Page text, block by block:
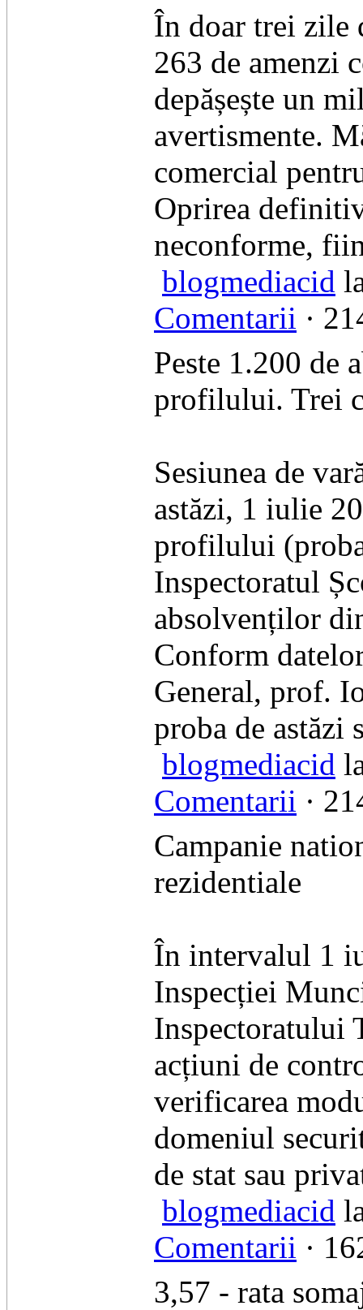
​În doar trei zile
263 de amenzi
depășește un
avertismente.
comercial
​Oprirea
neconforme,
blogmediacid
Comentarii ·
Peste 1.200 de
profilului. Trei
​Sesiunea de
astăzi, 1 iulie
profilului
Inspectoratul
absolvenților
​Conform
General, prof.
proba de astăzi
blogmediacid
Comentarii ·
Campanie
rezidentiale
În intervalul 1
Inspecției
Inspectoratului
acțiuni de
verificarea
domeniul
de stat sau
blogmediacid
Comentarii ·
3,57 - rata